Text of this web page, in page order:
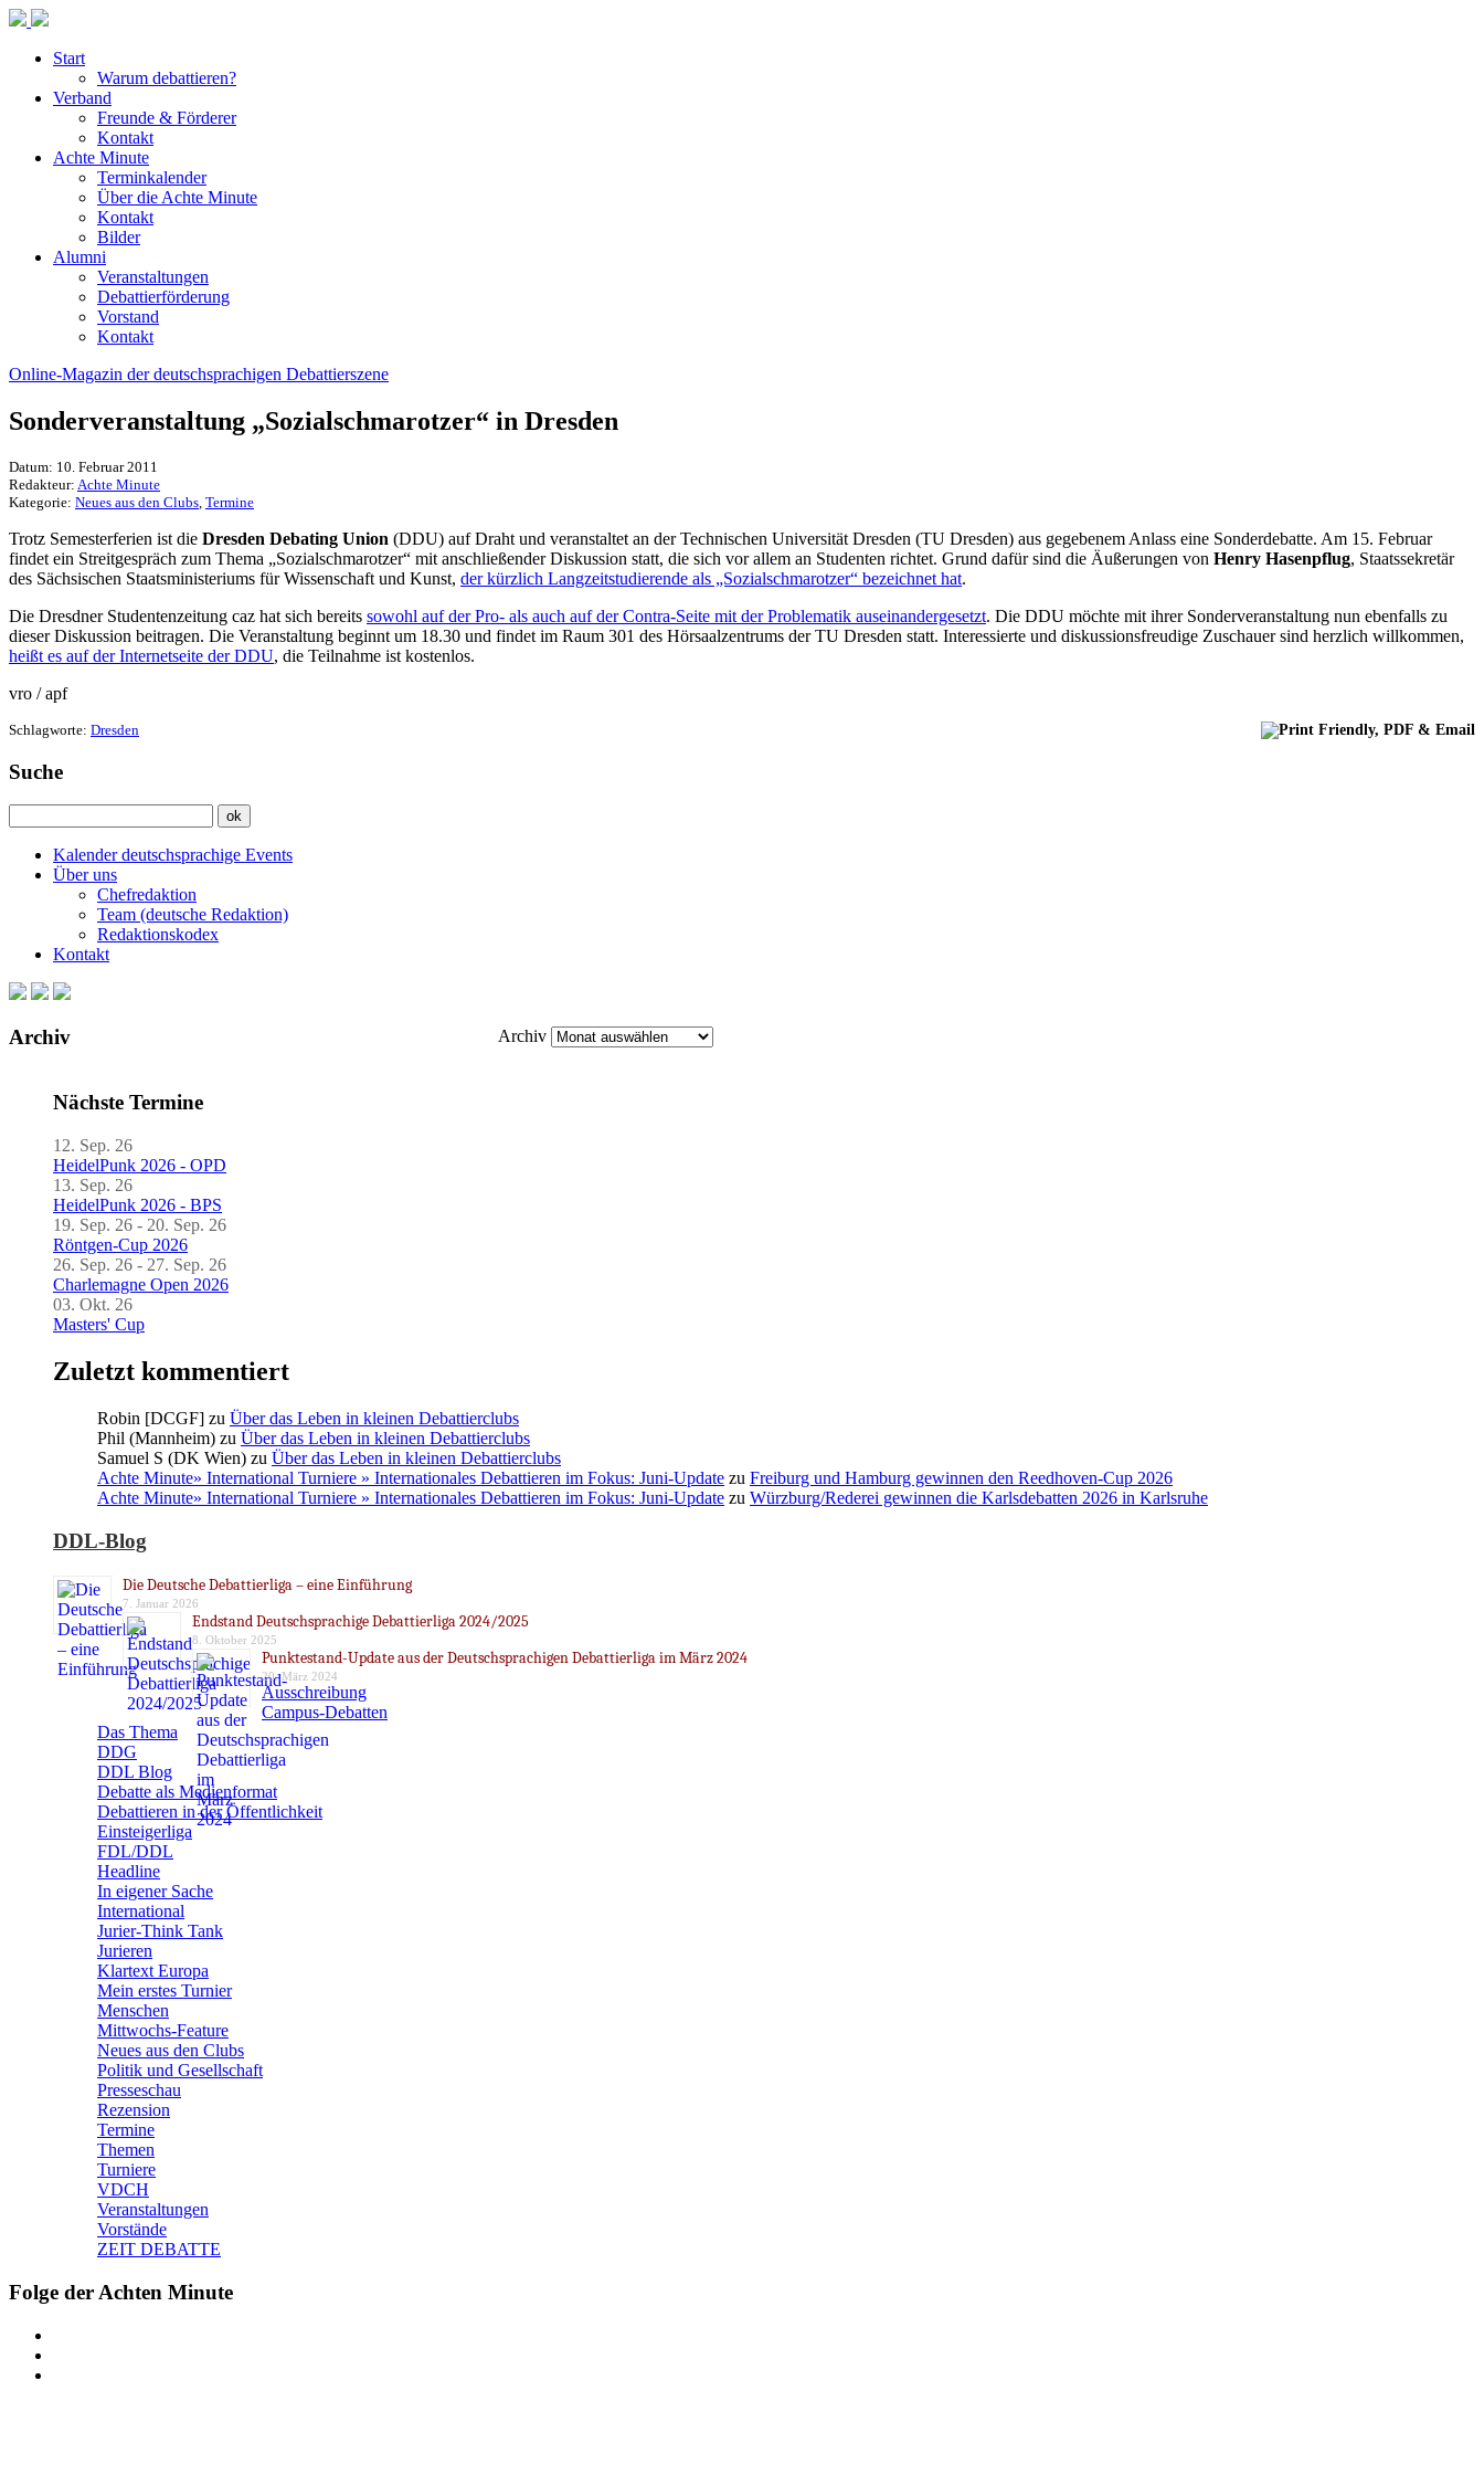
Start
Warum debattieren?
Verband
Freunde & Förderer
Kontakt
Achte Minute
Terminkalender
Über die Achte Minute
Kontakt
Bilder
Alumni
Veranstaltungen
Debattierförderung
Vorstand
Kontakt
Online-Magazin der deutschsprachigen Debattierszene
Sonderveranstaltung „Sozialschmarotzer“ in Dresden
Datum: 10. Februar 2011
Redakteur: Achte Minute
Kategorie: Neues aus den Clubs Termine
Trotz Semesterferien ist die Dresden Debating Union (DDU) auf Draht und veranstaltet an der Technischen Universität Dresden (TU Dresden) aus gegebenem Anlass eine Sonderdebatte. Am 15. Februar
findet ein Streitgespräch zum Thema „Sozialschmarotzer“ mit anschließender Diskussion statt, die sich vor allem an Studenten richtet. Grund dafür sind die Äußerungen von Henry Hasenpflug, Staatssekretär
des Sächsischen Staatsministeriums für Wissenschaft und Kunst, der kürzlich Langzeitstudierende als „Sozialschmarotzer“ bezeichnet hat.
Die Dresdner Studentenzeitung caz hat sich bereits sowohl auf der Pro- als auch auf der Contra-Seite mit der Problematik auseinandergesetzt. Die DDU möchte mit ihrer Sonderveranstaltung nun ebenfalls zu
dieser Diskussion beitragen. Die Veranstaltung beginnt um 18.30 und findet im Raum 301 des Hörsaalzentrums der TU Dresden statt. Interessierte und diskussionsfreudige Zuschauer sind herzlich willkommen,
heißt es auf der Internetseite der DDU, die Teilnahme ist kostenlos.
vro / apf
Schlagworte: Dresden
Suche
Kalender deutschsprachige Events
Über uns
Chefredaktion
Team (deutsche Redaktion)
Redaktionskodex
Kontakt
Archiv Archiv
Nächste Termine
12. Sep. 26
HeidelPunk 2026 - OPD
13. Sep. 26
HeidelPunk 2026 - BPS
19. Sep. 26 - 20. Sep. 26
Röntgen-Cup 2026
26. Sep. 26 - 27. Sep. 26
Charlemagne Open 2026
03. Okt. 26
Masters' Cup
Zuletzt kommentiert
Robin [DCGF] zu Über das Leben in kleinen Debattierclubs
Phil (Mannheim) zu Über das Leben in kleinen Debattierclubs
Samuel S (DK Wien) zu Über das Leben in kleinen Debattierclubs
Achte Minute» International Turniere » Internationales Debattieren im Fokus: Juni-Update zu Freiburg und Hamburg gewinnen den Reedhoven-Cup 2026
Achte Minute» International Turniere » Internationales Debattieren im Fokus: Juni-Update zu Würzburg/Rederei gewinnen die Karlsdebatten 2026 in Karlsruhe
DDL-Blog
Die Deutsche Debattierliga – eine Einführung
7. Januar 2026
Endstand Deutschsprachige Debattierliga 2024/2025
8. Oktober 2025
Punktestand-Update aus der Deutschsprachigen Debattierliga im März 2024
20. März 2024
Ausschreibung
Campus-Debatten
Das Thema
DDG
DDL Blog
Debatte als Medienformat
Debattieren in der Öffentlichkeit
Einsteigerliga
FDL/DDL
Headline
In eigener Sache
International
Jurier-Think Tank
Jurieren
Klartext Europa
Mein erstes Turnier
Menschen
Mittwochs-Feature
Neues aus den Clubs
Politik und Gesellschaft
Presseschau
Rezension
Termine
Themen
Turniere
VDCH
Veranstaltungen
Vorstände
ZEIT DEBATTE
Folge der Achten Minute